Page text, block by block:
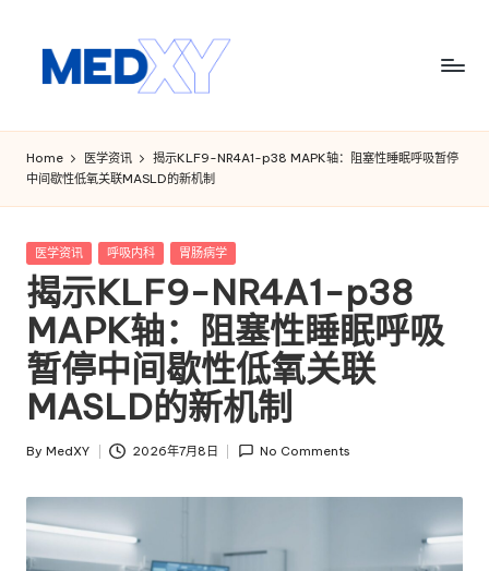
M
e
d
x
y
A
I
Home 医学资讯
揭示KLF9-NR4A1-p38 MAPK轴：阻塞性睡眠呼吸暂停
中间歇性低氧关联MASLD的新机制
Posted
in
医学资讯 呼吸内科 胃肠病学
揭示KLF9-NR4A1-p38
MAPK轴：阻塞性睡眠呼吸
暂停中间歇性低氧关联
MASLD的新机制
Posted
By MedXY 2026年7月8日 No Comments